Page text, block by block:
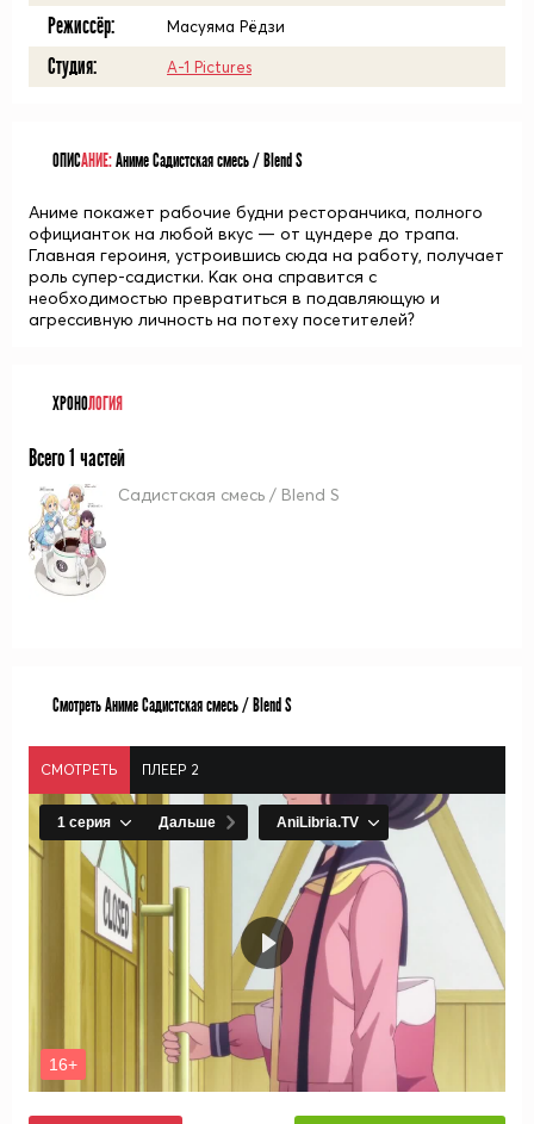
Режиссёр: Масуяма Рёдзи
Студия: A-1 Pictures
ОПИСАНИЕ:Аниме Садистская смесь / Blend S
Аниме покажет рабочие будни ресторанчика, полного
официанток на любой вкус — от цундере до трапа.
Главная героиня, устроившись сюда на работу, получает
роль супер-садистки. Как она справится с
необходимостью превратиться в подавляющую и
агрессивную личность на потеху посетителей?
ХРОНОЛОГИЯ
Всего 1 частей
Садистская смесь / Blend S
Смотреть Аниме Садистская смесь / Blend S
СМОТРЕТЬ ПЛЕЕР 2